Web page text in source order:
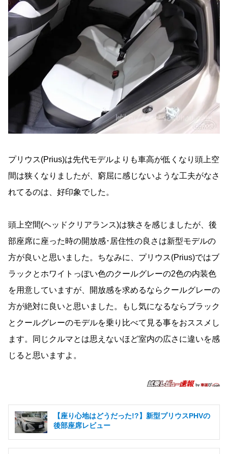
プリウス(Prius)は先代モデルよりも車高が低くなり頭上空
間は狭くなりましたが、窮屈に感じないような工夫がなさ
れてるのは、好印象でした。
頭上空間(ヘッドクリアランス)は狭さを感じましたが、後
部座席に座った時の開放感･居住性の良さは新型モデルの
方が良いと思いました。ちなみに、プリウス(Prius)ではブ
ラックとホワイトっぽい色のクールグレーの2色の内装色
を用意していますが、開放感を求めるならクールグレーの
方が絶対に良いと思いました。もし気になるならブラック
とクールグレーのモデルを乗り比べて見る事をおススメし
ます。同じクルマとは思えないほど室内の広さに違いを感
じると思いますよ。
【座り心地はどうだった!?】新型プリウスPHVの
後部座席レビュー